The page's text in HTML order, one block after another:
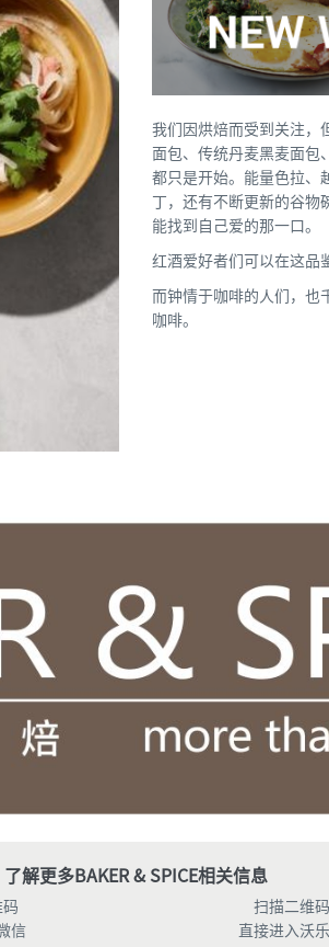
我们因烘焙而受到关注，
面包、传统丹麦黑麦面包
都只是开始。能量色拉、
丁，还有不断更新的谷
能找到自己爱的那一口。
红酒爱好者们可以在这品
而钟情于咖啡的人们，也
咖啡。
了解更多BAKER & SPICE相关信息
码
信
扫描二维码
直接进入沃